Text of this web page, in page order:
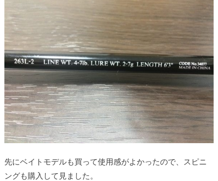
先にベイトモデルも買って使用感がよかったので、スピニ
ングも購入して見ました。